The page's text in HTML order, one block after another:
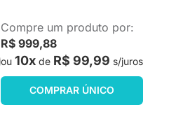
Compre um produto por:
R$ 999,88
ou 10x de R$ 99,99 s/juros
COMPRAR ÚNICO